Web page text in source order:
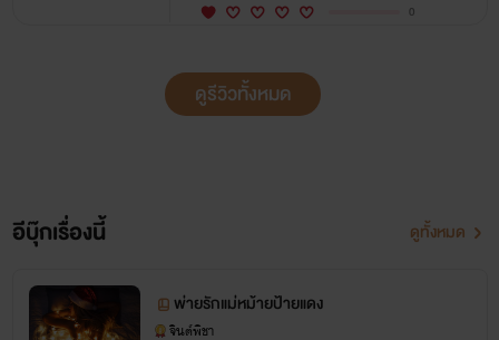
0
ดูรีวิวทั้งหมด
อีบุ๊กเรื่องนี้ ดูทั้งหมด
พ่ายรักแม่หม้ายป้ายแดง
จินต์พิชา